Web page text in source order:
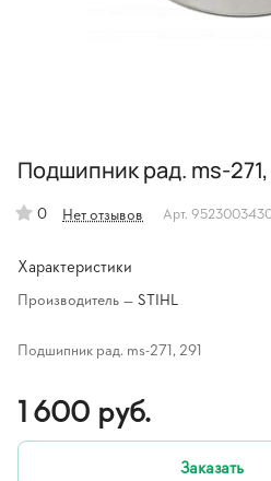
Подшипник рад. ms-271,
0 Нет отзывов Арт.
Характеристики
Производитель — STIHL
Подшипник рад. ms-271, 291
1 600 руб.
Заказать